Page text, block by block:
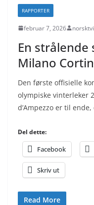
RAPPORTER
februar 7, 2026 norsktvi
En
Milano
Den første offisielle
olympiske vinterleker
d’Ampezzo er til
Del dette:
Facebook
Skriv ut
Read More